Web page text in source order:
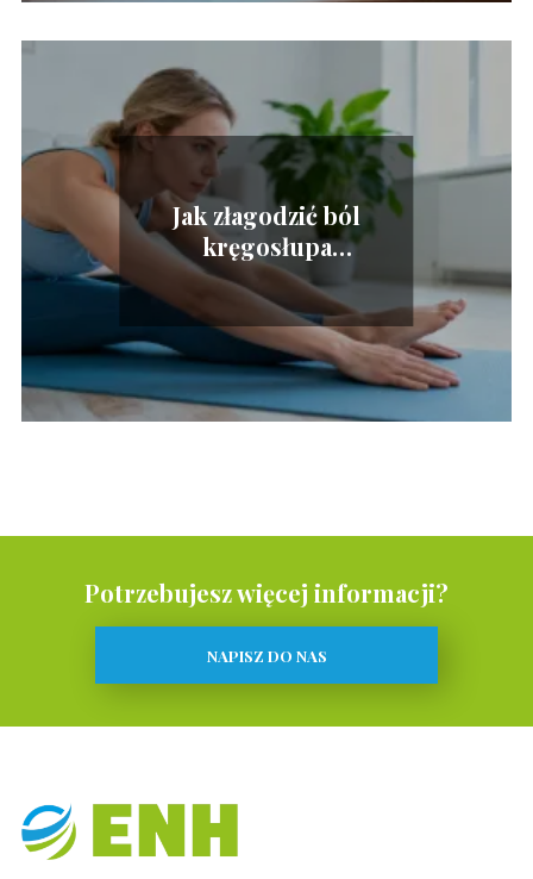
Jak złagodzić ból
kręgosłupa
lędźwiowego? Skuteczne
sposoby
Potrzebujesz więcej informacji?
NAPISZ DO NAS